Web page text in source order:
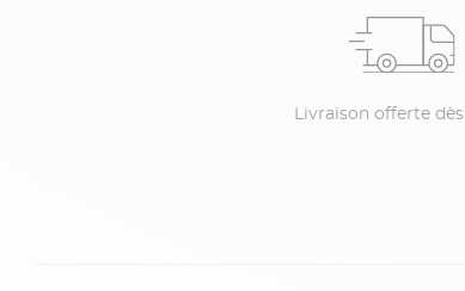
Livraison offerte dès